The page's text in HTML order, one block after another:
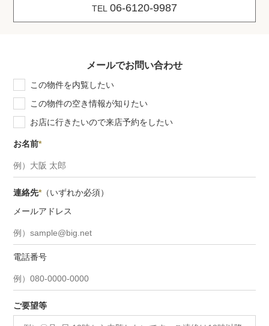
TEL 06-6120-9987
メールでお問い合わせ
この物件を内覧したい
この物件の空き情報が知りたい
お店に行きたいので来店予約をしたい
お名前*
連絡先*（いずれか必須）
メールアドレス
電話番号
ご要望等